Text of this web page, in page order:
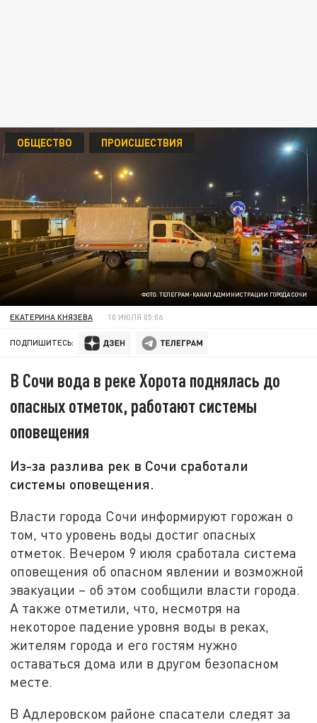
ФОТО: ТЕЛЕГРАМ-КАНАЛ АДМИНИСТРАЦИИ ГОРОДА СОЧИ
ОБЩЕСТВО ПРОИСШЕСТВИЯ
ЕКАТЕРИНА КНЯЗЕВА 10 ИЮЛЯ 05:06
ПОДПИШИТЕСЬ:
В Сочи вода в реке Хорота поднялась до
опасных отметок, работают системы
оповещения
Из-за разлива рек в Сочи сработали
системы оповещения.
Власти города Сочи информируют горожан о
том, что уровень воды достиг опасных
отметок. Вечером 9 июля сработала система
оповещения об опасном явлении и возможной
эвакуации – об этом сообщили власти города.
А также отметили, что, несмотря на
некоторое падение уровня воды в реках,
жителям города и его гостям нужно
оставаться дома или в другом безопасном
месте.
В Адлеровском районе спасатели следят за